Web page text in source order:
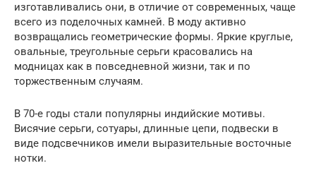
изготавливались они, в отличие от современных, чаще
всего из поделочных камней. В моду активно
возвращались геометрические формы. Яркие круглые,
овальные, треугольные серьги красовались на
модницах как в повседневной жизни, так и по
торжественным случаям.
В 70-е годы стали популярны индийские мотивы.
Висячие серьги, сотуары, длинные цепи, подвески в
виде подсвечников имели выразительные восточные
нотки.